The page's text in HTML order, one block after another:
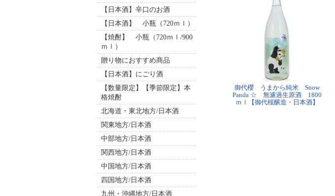
【日本酒】辛口のお酒
【日本酒】 小瓶（720ｍｌ）
【焼酎】 小瓶（720ｍｌ/900
ｍｌ）
贈り物におすすめ商品
【日本酒】にごり酒
【数量限定】【季節限定】本
格焼酎
北海道・東北地方/日本酒
関東地方/日本酒
中部地方/日本酒
関西地方/日本酒
中国地方/日本酒
四国地方/日本酒
九州・沖縄地方/日本酒
御代櫻 うまから純米 Snow
Panda ☆ 無濾過生原酒 1800
ｍｌ【御代桜醸造・日本酒】